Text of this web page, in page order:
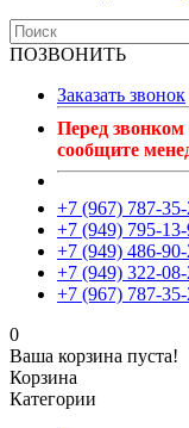
ПОЗВОНИТЬ
Заказать звонок
Перед звонком
сообщите
+7 (967) 787-
+7 (949) 795-
+7 (949) 486-
+7 (949) 322-
+7 (967) 787-
0
Ваша корзина пуста!
Корзина
Категории